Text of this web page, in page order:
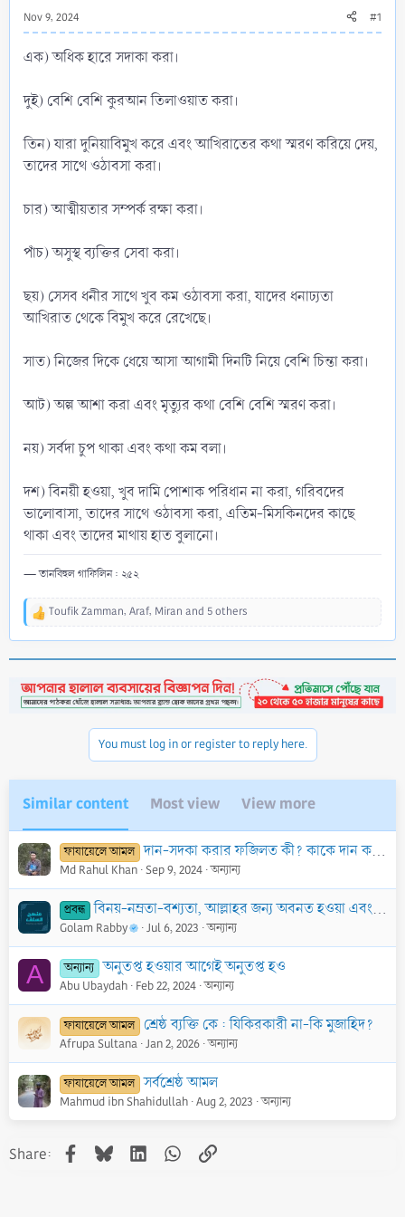
Nov 9, 2024 #1
এক) অধিক হারে সদাকা করা।
দুই) বেশি বেশি কুরআন তিলাওয়াত করা।
তিন) যারা দুনিয়াবিমুখ করে এবং আখিরাতের কথা স্মরণ করিয়ে দেয়,
তাদের সাথে ওঠাবসা করা।
চার) আত্মীয়তার সম্পর্ক রক্ষা করা।
পাঁচ) অসুস্থ ব্যক্তির সেবা করা।
ছয়) সেসব ধনীর সাথে খুব কম ওঠাবসা করা, যাদের ধনাঢ্যতা
আখিরাত থেকে বিমুখ করে রেখেছে।
সাত) নিজের দিকে ধেয়ে আসা আগামী দিনটি নিয়ে বেশি চিন্তা করা।
আট) অল্প আশা করা এবং মৃত্যুর কথা বেশি বেশি স্মরণ করা।
নয়) সর্বদা চুপ থাকা এবং কথা কম বলা।
দশ) বিনয়ী হওয়া, খুব দামি পোশাক পরিধান না করা, গরিবদের
ভালোবাসা, তাদের সাথে ওঠাবসা করা, এতিম-মিসকিনদের কাছে
থাকা এবং তাদের মাথায় হাত বুলানো।
— তানবিহুল গাফিলিন : ২৫২
R
t
i
Toufik Zamman, Araf, Miran and 5 others
You must log in or register to reply here.
Similar content Most view View more
ফাযায়েলে আমল দান-সদকা করার ফজিলত কী? কাকে দান করা যায় এবং দানের পরিমাণ সর্বোচ্চ কত হওয়া কর্তব্য?
Md Rahul Khan Sep 9, 2024 অন্যান্য
প্রবন্ধ বিনয়-নম্রতা-বশ্যতা, আল্লাহর জন্য অবনত হওয়া এবং তাঁর নিকট যে উত্তম বিনিময় রয়েছে তার আকাঙ্ক্ষা করা
Golam Rabby Jul 6, 2023 অন্যান্য
A অন্যান্য অনুতপ্ত হওয়ার আগেই অনুতপ্ত হও
Abu Ubaydah Feb 22, 2024 অন্যান্য
ফাযায়েলে আমল শ্রেষ্ঠ ব্যক্তি কে : যিকিরকারী না-কি মুজাহিদ?
Afrupa Sultana Jan 2, 2026 অন্যান্য
ফাযায়েলে আমল সর্বশ্রেষ্ঠ আমল
Mahmud ibn Shahidullah Aug 2, 2023 অন্যান্য
Share: Facebook
BlueskyLinkedInWhatsApp
Link